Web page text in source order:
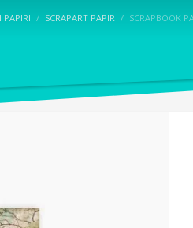
PAPIRI SCRAPART PAPIR SCRAPBOOK